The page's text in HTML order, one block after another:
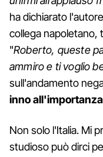
ha dichiarato
collega
"Roberto, queste
ammiro e ti voglio
sull'andamento
inno
Non solo l'Italia. Mi
studioso può dirci